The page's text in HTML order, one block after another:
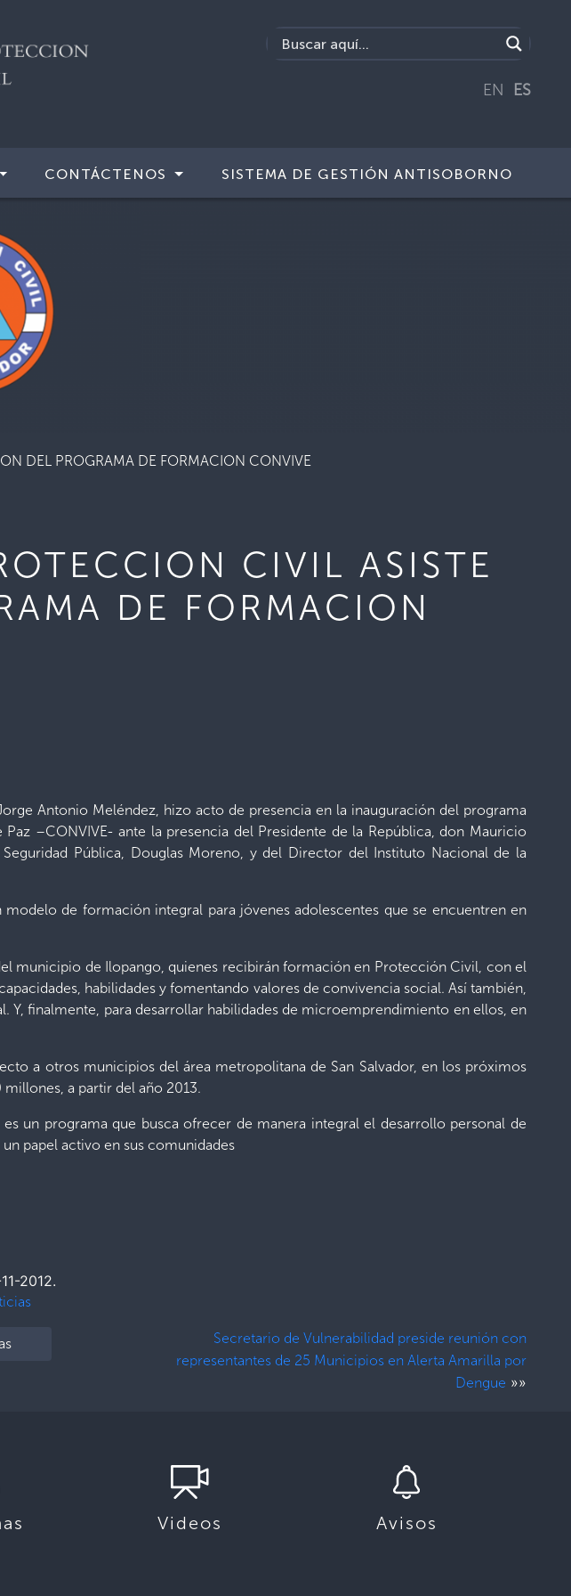
EN ES
CONTÁCTENOS SISTEMA DE GESTIÓN ANTISOBORNO
DEL PROGRAMA DE FORMACION CONVIVE
CIVIL ASISTE
DE FORMACION
Antonio Meléndez, hizo acto de presencia en la inauguración del programa
–CONVIVE- ante la presencia del Presidente de la República, don Mauricio
Pública, Douglas Moreno, y del Director del Instituto Nacional de la
de formación integral para jóvenes adolescentes que se encuentren en
municipio de Ilopango, quienes recibirán formación en Protección Civil, con el
habilidades y fomentando valores de convivencia social. Así también,
finalmente, para desarrollar habilidades de microemprendimiento en ellos, en
a otros municipios del área metropolitana de San Salvador, en los próximos
a partir del año 2013.
un programa que busca ofrecer de manera integral el desarrollo personal de
papel activo en sus comunidades
2012.
Secretario de Vulnerabilidad preside reunión con
representantes de 25 Municipios en Alerta Amarilla por
Dengue »»
Videos Avisos